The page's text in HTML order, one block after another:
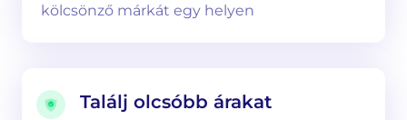
kölcsönző márkát egy helyen
Találj olcsóbb árakat